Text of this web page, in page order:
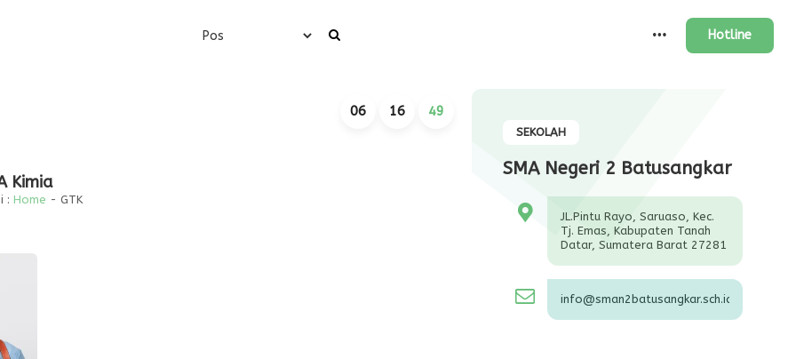
Hotline
06 16 49
Kimia
: Home - GTK
SEKOLAH
SMA Negeri 2 Batusangkar
JL.Pintu Rayo, Saruaso, Kec.
Tj. Emas, Kabupaten Tanah
Datar, Sumatera Barat 27281
info@sman2batusangkar.sch.id